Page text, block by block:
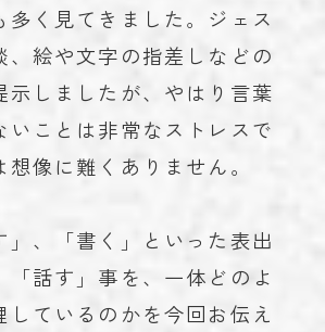
多く見てきました。ジェス
、絵や文字の指差しなどの
示しましたが、やはり言葉
いことは非常なストレスで
像に難くありません。
」、「書く」といった表出
「話す」事を、一体どのよ
しているのかを今回お伝え